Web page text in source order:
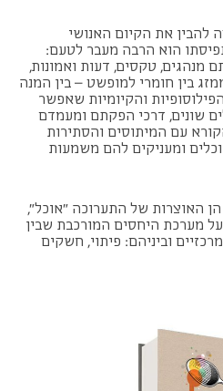
להבין את הקיום האנושי
הוא הרבה מעבר לטעם:
מנהגים, טקסים, דעות ואמונות,
בין חומרי למופשט – בין המנה
והקיומיות שאפשר
שונים, דרכי הפקתם ומעמדם
עם המיתוסים והסתירות
ומעניקים להם משמעות
הן האוצרות של התערוכה "אוכל",
מערכת היחסים המורכבת שבין
וביניהם: פיתוי, חשקים